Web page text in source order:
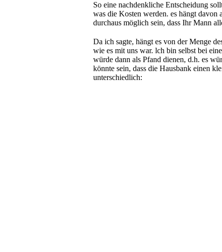
So eine nachdenkliche Entscheidung
was die Kosten werden. es hängt
durchaus möglich sein, dass Ihr Mann
Da ich sagte, hängt es von der Menge
wie es mit uns war. lch bin selbst bei
würde dann als Pfand dienen, d.h. es
könnte sein, dass die Hausbank einen
unterschiedlich: